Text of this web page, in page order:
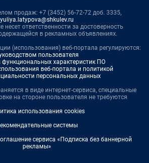
продаж: +7 (3452) 56-72-72 доб. 3335,
yuliya.latypova@shkulev.ru
несет ответственности за достоверность
в рекламных объявлениях.
(использования) веб-портала регулируются:
пользователя
характеристик ПО
веб-портала и политикой
персональных данных
в виде интернет-сервиса, специальные
на стороне пользователя не требуются
использования cookies
системы
сервиса «Подписка без баннерной
рекламы»